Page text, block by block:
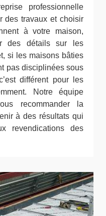
professionnelle
des travaux et choisir
à votre maison,
des détails sur les
si les maisons bâties
pas disciplinées sous
différent pour les
Notre équipe
recommander la
à des résultats qui
revendications des